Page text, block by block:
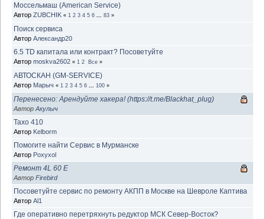
Моссельмаш (American Service)
Автор ZUBCHIK « 1 2 3 4 5 6 83 »
Поиск сервиса
Автор Александр20
6.5 TD капитала или контракт? Посоветуйте
Автор moskva2602 « 1 2 Все »
АВТОСКАН (GM-SERVICE)
Автор Марыч « 1 2 3 4 5 6 100 »
Перенесено: Арендуйте хакера! (https://t.me/Blackhat_plug)
Автор Акулыч
Тахо 410
Автор Kelborm
Помогите найти Сервис в Мурманске
Автор Poxyxol
Ремонт 4L 60 E
Автор Firebird
Посоветуйте сервис по ремонту АКПП в Москве на Шевроле Каптива
Автор Al1
Где оперативно перетряхнуть редуктор МСК Север-Восток?